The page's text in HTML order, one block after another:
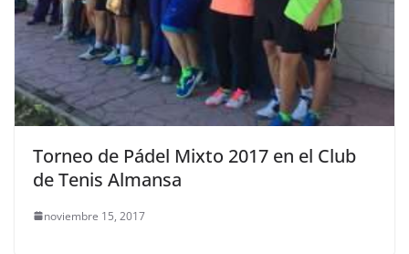
Torneo de Pádel Mixto 2017 en el Club
de Tenis Almansa
noviembre 15, 2017